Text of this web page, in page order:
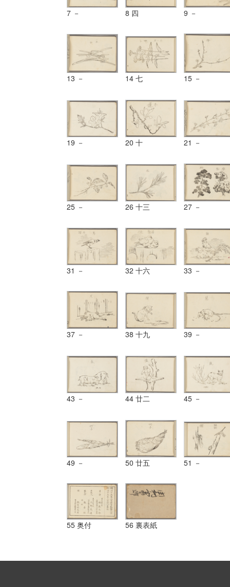
7 － 8 四 9 －
13 － 14 七 15 －
19 － 20 十 21 －
25 － 26 十三 27 －
31 － 32 十六 33 －
37 － 38 十九 39 －
43 － 44 廿二 45 －
49 － 50 廿五 51 －
55 奥付 56 裏表紙